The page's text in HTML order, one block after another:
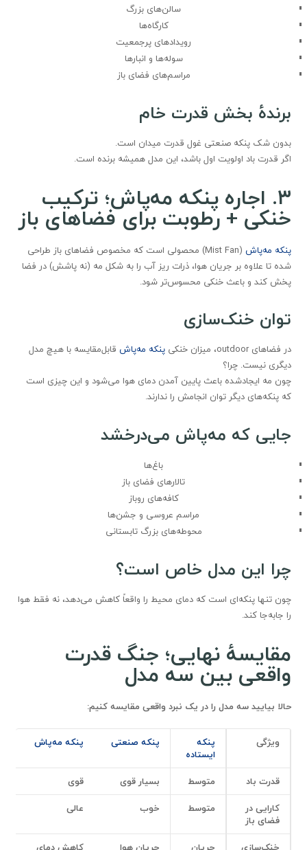
سالن‌های بزرگ
کارگاه‌ها
رویدادهای پرجمعیت
سوله‌ها و انبارها
مراسم‌های فضای باز
برندهٔ بخش قدرت خام
بدون شک پنکه صنعتی غول قدرت میدان است.
اگر قدرت باد اولویت اول باشد، این مدل همیشه برنده است.
۳. اجاره پنکه مه‌پاش؛ ترکیب
خنکی + رطوبت برای فضاهای باز
پنکه مه‌پاش
(Mist Fan) محصولی است که مخصوص فضاهای باز طراحی
شده تا علاوه بر جریان هوا، ذرات ریز آب را به شکل مه (نه پاشش) در فضا
پخش کند و باعث خنکی محسوس‌تر شود.
توان خنک‌سازی
در فضاهای outdoor، میزان خنکی پنکه مه‌پاش قابل‌مقایسه با هیچ مدل
دیگری نیست. چرا؟
چون مه ایجادشده باعث پایین آمدن دمای هوا می‌شود و این چیزی است
که پنکه‌های دیگر توان انجامش را ندارند.
جایی که مه‌پاش می‌درخشد
باغ‌ها
تالارهای فضای باز
کافه‌های روباز
مراسم عروسی و جشن‌ها
محوطه‌های بزرگ تابستانی
چرا این مدل خاص است؟
چون تنها پنکه‌ای است که دمای محیط را واقعاً کاهش می‌دهد، نه فقط هوا
را جابه‌جا کند.
مقایسهٔ نهایی؛ جنگ قدرت
واقعی بین سه مدل
حالا بیایید سه مدل را در یک نبرد واقعی مقایسه کنیم:
ویژگی
پنکه
ایستاده
پنکه صنعتی پنکه مه‌پاش
قدرت باد متوسط بسیار قوی
قوی
کارایی در
فضای باز
متوسط خوب عالی